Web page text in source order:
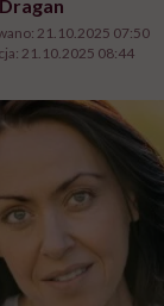
21.10.2025 07:50
21.10.2025 08:44